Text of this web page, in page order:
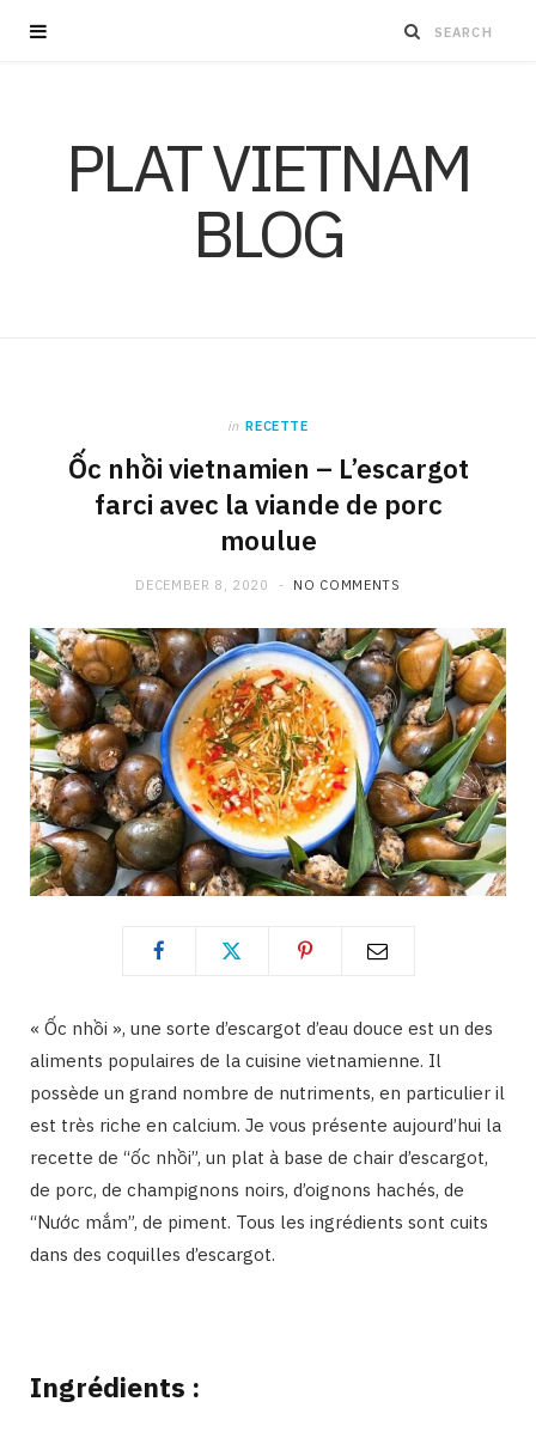
PLAT VIETNAM
BLOG
in RECETTE
Ốc nhồi vietnamien – L’escargot
farci avec la viande de porc
moulue
DECEMBER 8, 2020 NO COMMENTS
« Ốc nhồi », une sorte d’escargot d’eau douce est un des
aliments populaires de la cuisine vietnamienne. Il
possède un grand nombre de nutriments, en particulier il
est très riche en calcium. Je vous présente aujourd’hui la
recette de “ốc nhồi”, un plat à base de chair d’escargot,
de porc, de champignons noirs, d’oignons hachés, de
“Nước mắm”, de piment. Tous les ingrédients sont cuits
dans des coquilles d’escargot.
Ingrédients :